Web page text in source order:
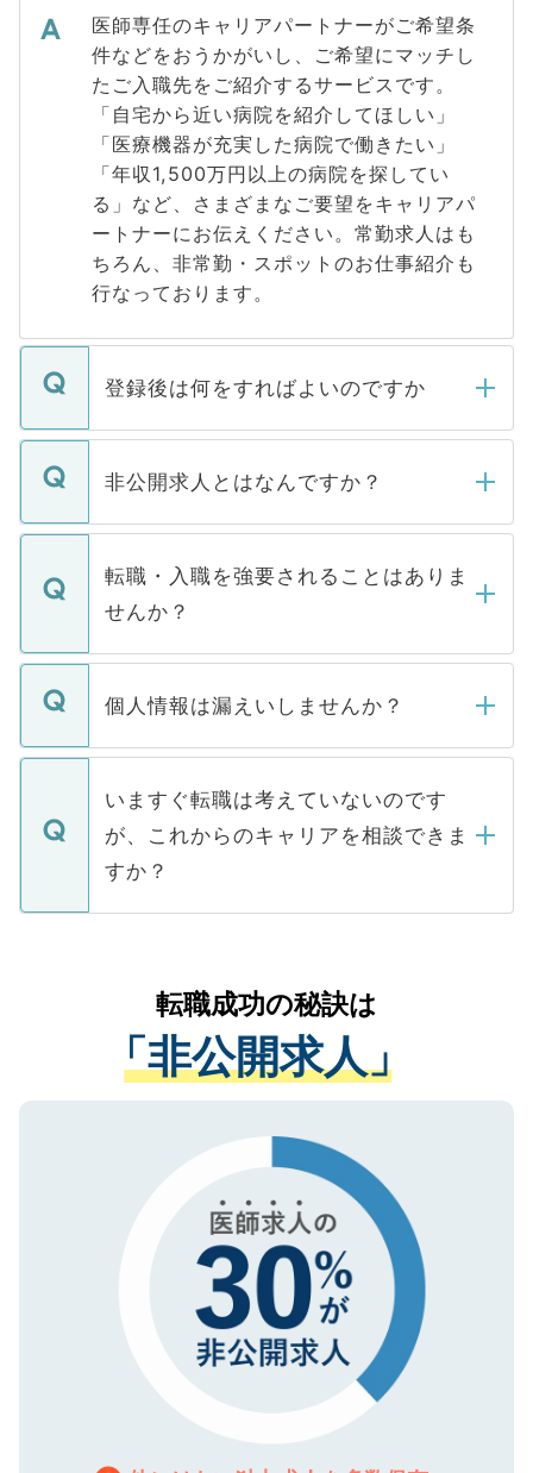
医師専任のキャリアパートナーがご希望条
件などをおうかがいし、ご希望にマッチし
たご入職先をご紹介するサービスです。
「自宅から近い病院を紹介してほしい」
「医療機器が充実した病院で働きたい」
「年収1,500万円以上の病院を探してい
る」など、さまざまなご要望をキャリアパ
ートナーにお伝えください。常勤求人はも
ちろん、非常勤・スポットのお仕事紹介も
行なっております。
登録後は何をすればよいのですか
ご登録いただきましたら、弊社担当者がご
登録内容を確認し、その後メールもしくは
ます。通常、5営業日以内にはご連絡をせて
いただきますので、しばらくお待ちくださ
非公開求人とはなんですか？
マイナビDOCTORで取り扱っている求人の
うち約3割は、Webサイトからご覧いただ
けない「非公開求人」です。非公開求人は
下記の理由によって、一般には公開してい
ません。
■応募殺到を避けるため 人気のある医療機
関を公にしてしまうと、応募が殺到する場
に、医療機関が求める条件に合った人材の
みを人材紹介会社に依頼するケースが増え
ています。
転職・入職を強要されることはありま
せんか？
転職・入職を強要することは一切ありませ
ん。また、仮に応募先から内定をいただい
定を承諾する必要はありません。内定先へ
の辞退の連絡はキャリアパートナーが行い
個人情報は漏えいしませんか？
個人情報が漏えいすることはありませんの
で、ご安心ください。当サイトからの登録
などで収集したご登録者様の個人情報は、
ご本人のキャリアアップおよび転職活動の
支援を目的に使用いたします。お預かりし
ているすべての個人データはご本人の許可
は、個人情報の取り扱いについての厳密な
管理基準を満たした事業者のみに付与され
る、プライバシーマークを取得済みです。
で、機密保持に関してもご安心ください。
いますぐ転職は考えていないのです
が、これからのキャリアを相談できま
すか？
かがいして、現在の医療機関の状況や紹介
経験をまじえながら、適切なアドバイスを
させていただきます。すぐにご転職をされ
ない方には、長期的なサポートが可能です
ので、まずはご登録ください。
転職成功の秘訣は
「非公開求人」